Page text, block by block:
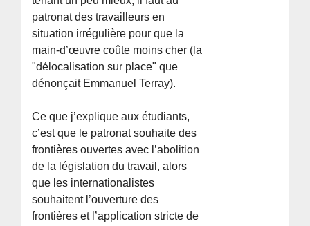
patronat des travailleurs en
situation irrégulière pour que la
main-d’œuvre coûte moins cher (la
"délocalisation sur place" que
dénonçait Emmanuel Terray).
Ce que j’explique aux étudiants,
c’est que le patronat souhaite des
frontières ouvertes avec l’abolition
de la législation du travail, alors
que les internationalistes
souhaitent l’ouverture des
frontières et l’application stricte de